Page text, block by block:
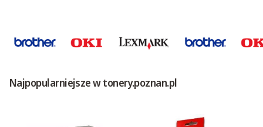
Najpopularniejsze w tonery.poznan.pl